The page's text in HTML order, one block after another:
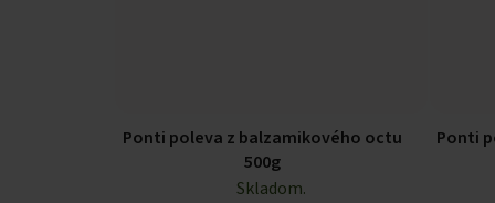
Ponti poleva z balzamikového octu
500g
Skladom.
Ponti